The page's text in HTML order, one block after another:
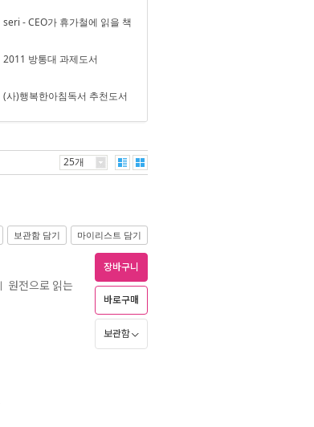
seri - CEO가 휴가철에 읽을 책
2011 방통대 과제도서
(사)행복한아침독서 추천도서
25개
보관함 담기 마이리스트 담기
원전으로 읽는
장바구니
바로구매
보관함